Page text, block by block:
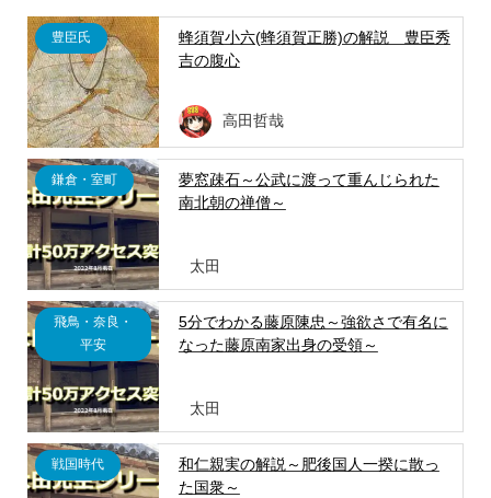
豊臣氏
蜂須賀小六(蜂須賀正勝)の解説 豊臣秀
吉の腹心
高田哲哉
鎌倉・室町
夢窓疎石～公武に渡って重んじられた
南北朝の禅僧～
太田
飛鳥・奈良・
平安
5分でわかる藤原陳忠～強欲さで有名に
なった藤原南家出身の受領～
太田
戦国時代
和仁親実の解説～肥後国人一揆に散っ
た国衆～